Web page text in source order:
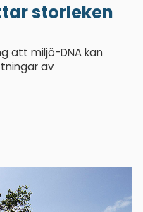
storleken
att miljö-DNA kan
av